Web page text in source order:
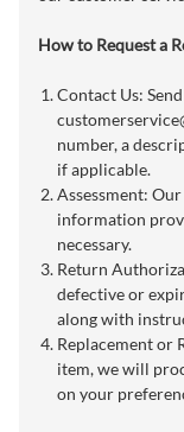
How to Request a
Contact Us:
number, a
if applicable.
Assessment:
information
necessary.
Return
defective or
along with
Replacement or
item, we will
on your